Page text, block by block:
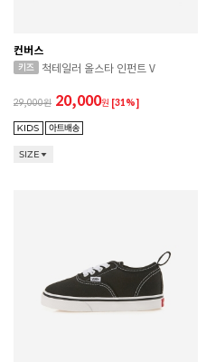
컨버스
척테일러 올스타 인펀트 V
29,000 20,000원 [31%]
SIZE